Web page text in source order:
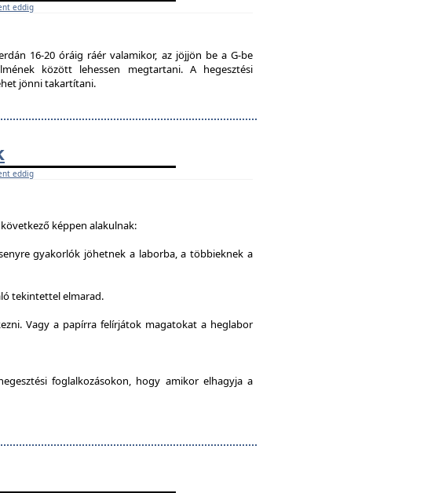
eddig
16-20 óráig ráér valamikor, az jöjjön be a G-be
között lehessen megtartani. A hegesztési
jönni takartítani.
eddig
képpen alakulnak:
gyakorlók jöhetnek a laborba, a többieknek a
tekintettel elmarad.
Vagy a papírra felírjátok magatokat a heglabor
foglalkozásokon, hogy amikor elhagyja a